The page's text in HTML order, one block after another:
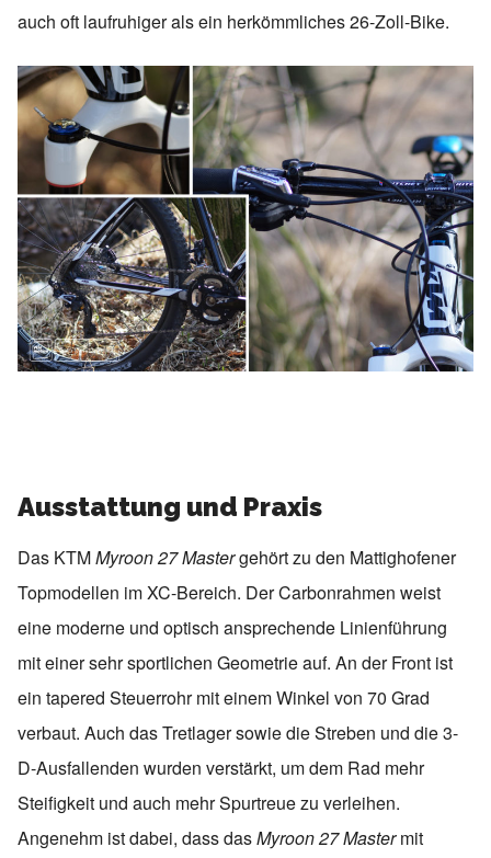
auch oft laufruhiger als ein herkömmliches 26-Zoll-Bike.
Ausstattung und Praxis
Das KTMMyroon 27 Mastergehört zu den Mattighofener
Topmodellen im XC-Bereich. Der Carbonrahmen weist
eine moderne und optisch ansprechende Linienführung
mit einer sehr sportlichen Geometrie auf. An der Front ist
ein tapered Steuerrohr mit einem Winkel von 70 Grad
verbaut. Auch das Tretlager sowie die Streben und die 3-
D-Ausfallenden wurden verstärkt, um dem Rad mehr
Steifigkeit und auch mehr Spurtreue zu verleihen.
Angenehm ist dabei, dass dasMyroon 27 Mastermit